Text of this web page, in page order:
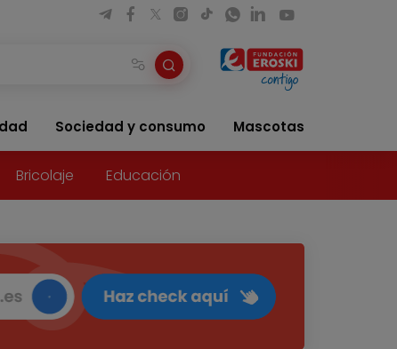
Sociedad y consumo Mascotas
Bricolaje Educación